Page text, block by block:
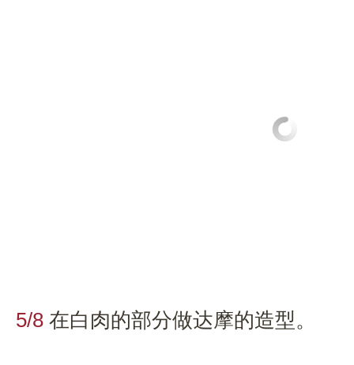
5/8 在白肉的部分做达摩的造型。